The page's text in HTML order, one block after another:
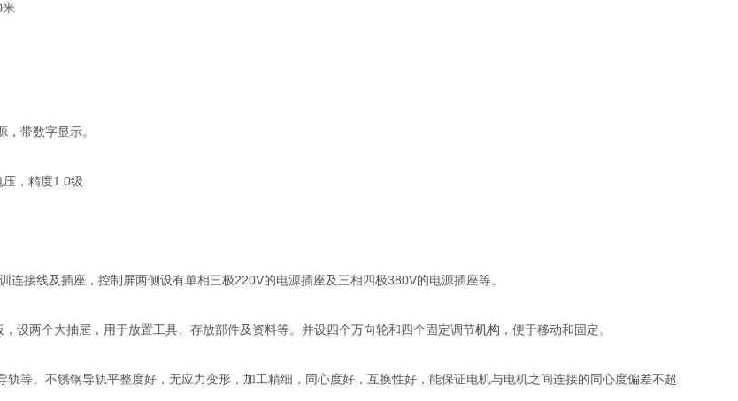
，带数字显示。
，精度1.0级
连接线及插座，控制屏两侧设有单相三极220V的电源插座及三相四极380V的电源插座等。
设两个大抽屉，用于放置工具、存放部件及资料等。并设四个万向轮和四个固定调节机构 ，便于移动和固定。
等。不锈钢导轨平整度好，无应力变形，加工精细，同心度好，互换性好，能保证电机与电机之间连接的同心度偏差不超